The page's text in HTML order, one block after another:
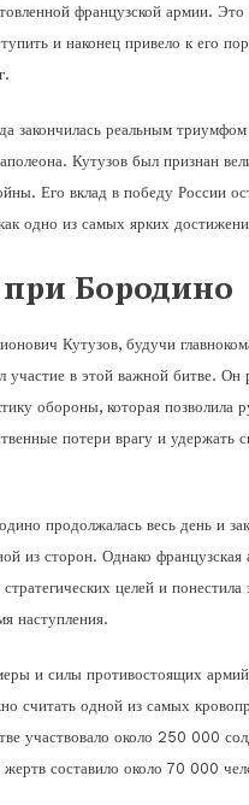
французской армии.
и наконец привело к его
закончилась реальным
Кутузов был признан
Его вклад в победу России
одно из самых ярких
Бородино
Кутузов, будучи
участие в этой важной битве. Он
обороны, которая позволила
потери врагу и удержать
продолжалась весь день и
из сторон. Однако французская
целей и понестила
наступления.
и силы противостоящих
считать одной из самых
участвовало около 250 000
составило около 70 000